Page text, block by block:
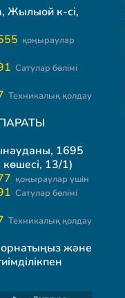
Жылыой к-сі,
қоңыраулар
Сатулар бөлімі
Техникалық қолдау
1695
13/1)
қоңыраулар үшін
Сатулар бөлімі
Техникалық қолдау
және